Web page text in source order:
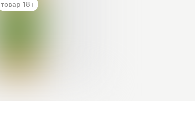
товар 18+